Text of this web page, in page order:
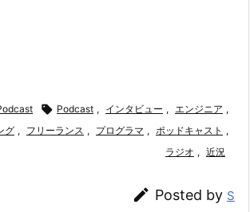
 Podcast , インタビュー , エンジニア ,
グ , フリーランス , プログラマ , ポッドキャスト ,
ラジオ , 近況
 Posted by S